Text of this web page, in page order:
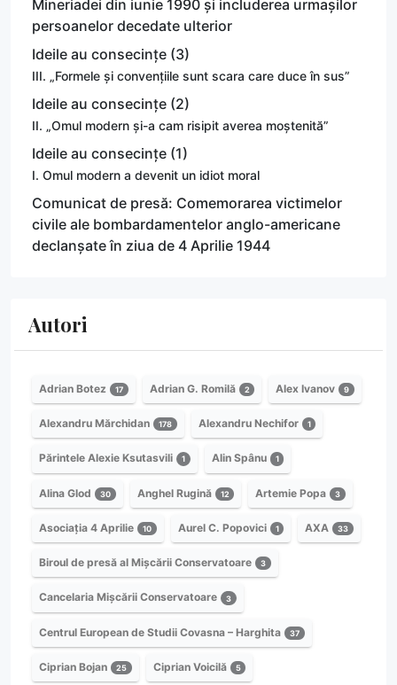
Mineriadei din iunie 1990 și includerea urmașilor
persoanelor decedate ulterior
Ideile au consecințe (3)
III. „Formele și convențiile sunt scara care duce în sus”
Ideile au consecințe (2)
II. „Omul modern și-a cam risipit averea moștenită”
Ideile au consecințe (1)
I. Omul modern a devenit un idiot moral
Comunicat de presă: Comemorarea victimelor
civile ale bombardamentelor anglo-americane
declanșate în ziua de 4 Aprilie 1944
Autori
Adrian Botez 17 Adrian G. Romilă 2 Alex Ivanov 9
Alexandru Mărchidan 178 Alexandru Nechifor 1
Părintele Alexie Ksutasvili 1 Alin Spânu 1
Alina Glod 30 Anghel Rugină 12 Artemie Popa 3
Asociația 4 Aprilie 10 Aurel C. Popovici 1 AXA 33
Biroul de presă al Mișcării Conservatoare 3
Cancelaria Mișcării Conservatoare 3
Centrul European de Studii Covasna – Harghita 37
Ciprian Bojan 25 Ciprian Voicilă 5